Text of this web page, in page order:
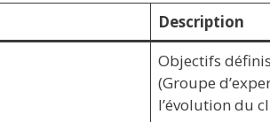
Description
Objectifs
(Groupe
l’évolution du